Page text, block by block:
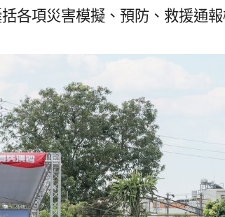
各項災害模擬、預防、救援通